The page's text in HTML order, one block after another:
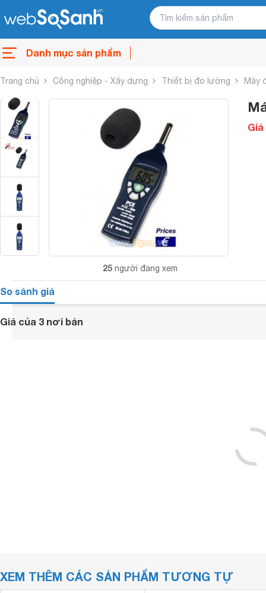
Danh mục sản phẩm
Trang chủ Công nghiệp - Xây dựng Thiết bị đo lường Máy
25 người đang xem
Giá
So sánh giá
Giá của 3 nơi bán
XEM THÊM CÁC SẢN PHẨM TƯƠNG TỰ